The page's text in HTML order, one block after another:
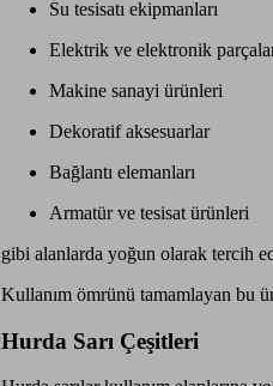
Su tesisatı ekipmanları
Elektrik ve elektronik
Makine sanayi ürünleri
Dekoratif aksesuarlar
Bağlantı elemanları
Armatür ve tesisat ürünleri
gibi alanlarda yoğun olarak tercih
Kullanım ömrünü tamamlayan bu
Hurda Sarı Çeşitleri